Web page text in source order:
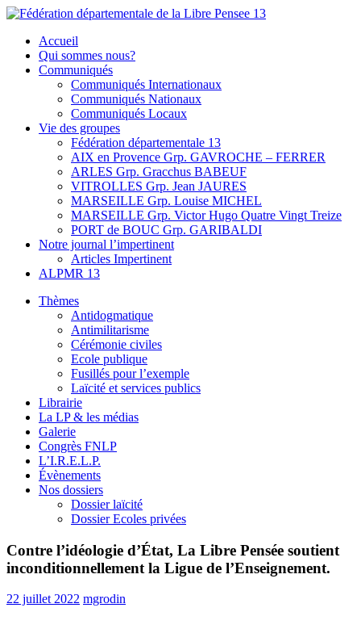
Skip
content
Fédération départementale de la Libre Pensee 13
Membre de la fédération Nationale de la Libre Pensée ni dieu ni
maitre
Accueil
Qui sommes nous?
Communiqués
Communiqués Internationaux
Communiqués Nationaux
Communiqués Locaux
Vie des groupes
Fédération départementale 13
AIX en Provence Grp. GAVROCHE – FERRER
ARLES Grp. Gracchus BABEUF
VITROLLES Grp. Jean JAURES
MARSEILLE Grp. Louise MICHEL
MARSEILLE Grp. Victor Hugo Quatre Vingt Treize
PORT de BOUC Grp. GARIBALDI
Notre journal l’impertinent
Articles Impertinent
ALPMR 13
Thèmes
Antidogmatique
Antimilitarisme
Cérémonie civiles
Ecole publique
Fusillés pour l’exemple
Laïcité et services publics
Librairie
La LP & les médias
Galerie
Congrès FNLP
L’I.R.E.L.P.
Évènements
Nos dossiers
Dossier laïcité
Dossier Ecoles privées
Contre l’idéologie d’État, La Libre Pensée soutient
inconditionnellement la Ligue de l’Enseignement.
22 juillet 2022 mgrodin